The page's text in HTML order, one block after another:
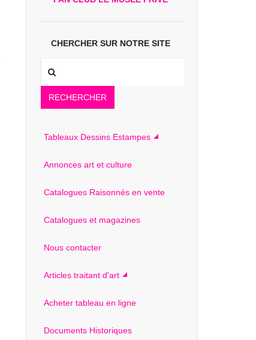
CHERCHER SUR NOTRE SITE
RECHERCHER
Tableaux Dessins Estampes
Annonces art et culture
Catalogues Raisonnés en vente
Catalogues et magazines
Nous contacter
Articles traitant d'art
Acheter tableau en ligne
Documents Historiques